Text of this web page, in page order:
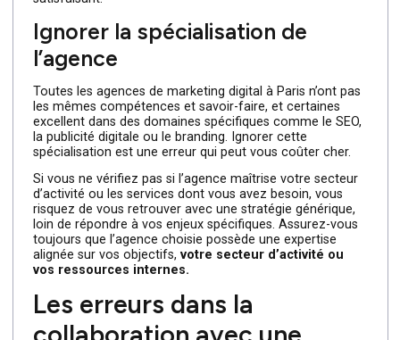
Opter pour l’agence la moins chère peut sembler
économique à court terme, mais cela se révèle souvent
contre-productif. Une agence peu coûteuse peut
par un travail bâclé ou inefficace. Investir dans une
agence compétente est essentiel pour obtenir des
résultats durables et un retour sur investissement
satisfaisant.
Ignorer la spécialisation de
l’agence
Toutes les agences de marketing digital à Paris n’ont pas
les mêmes compétences et savoir-faire, et certaines
la publicité digitale ou le branding. Ignorer cette